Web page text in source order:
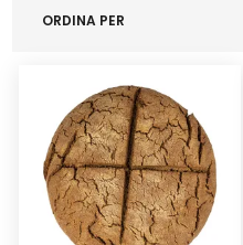
ORDINA PER